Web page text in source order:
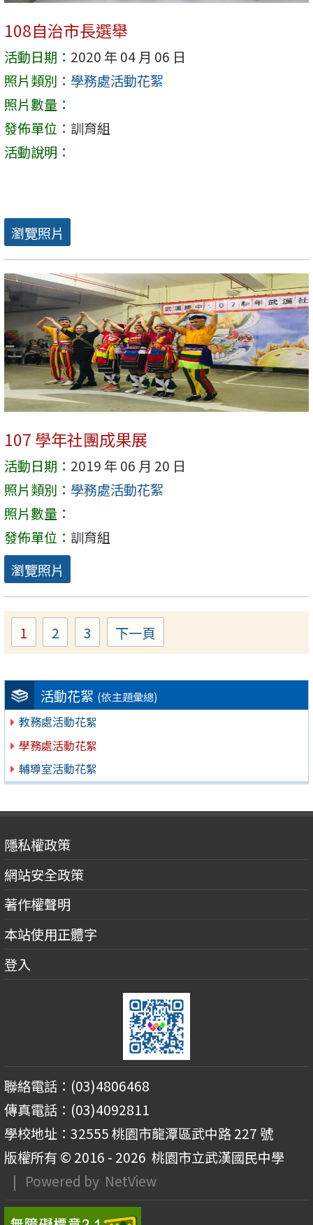
活動花絮 (依主題彙總)
教務處活動花絮
學務處活動花絮
輔導室活動花絮
108自治市長選舉
活動日期： 2020 年 04 月 06 日
照片類別： 學務處活動花絮
照片數量：
發佈單位： 訓育組
活動說明：
瀏覽照片
107 學年社團成果展
活動日期： 2019 年 06 月 20 日
照片類別： 學務處活動花絮
照片數量：
發佈單位： 訓育組
瀏覽照片
Page
1 Page
2 Page
3 下一頁
隱私權政策
網站安全政策
著作權聲明
本站使用正體字
登入
聯絡電話：(03)4806468
傳真電話：(03)4092811
學校地址：32555 桃園市龍潭區武中路 227 號
版權所有 © 2016 - 2026 桃園市立武漢國民中學
| Powered by NetView